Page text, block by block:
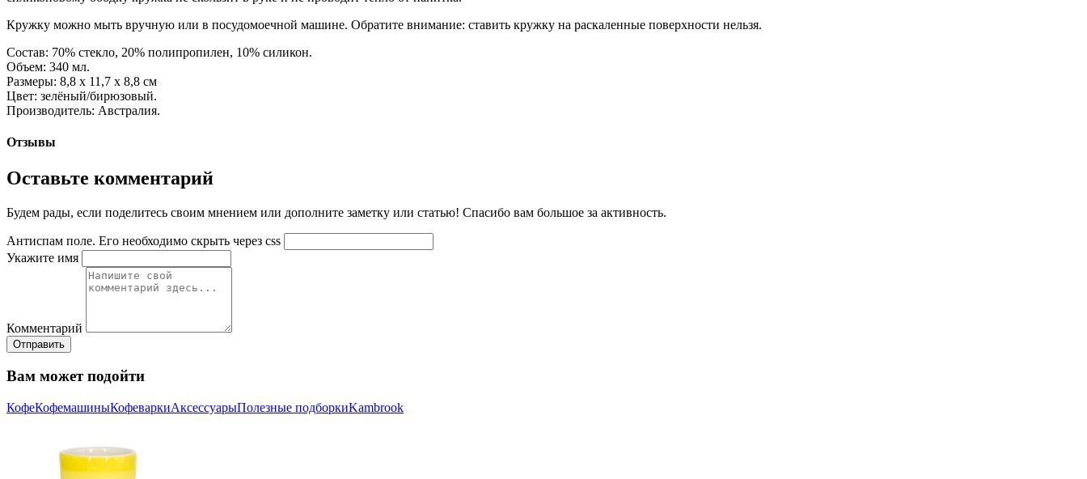
Кружку можно мыть вручную или в посудомоечной машине. Обратите внимание: ставить кружку на раскаленные поверхности нельзя.
Состав: 70% стекло, 20% полипропилен, 10% силикон.
Объем: 340 мл.
Размеры: 8,8 х 11,7 х 8,8 см
Цвет: зелёный/бирюзовый.
Производитель: Австралия.
Отзывы
Оставьте комментарий
Будем рады, если поделитесь своим мнением или дополните заметку или статью! Спасибо вам большое за активность.
Антиспам поле. Его необходимо скрыть через css
Укажите имя
Комментарий
Отправить
Вам может подойти
КофеКофемашиныКофеваркиАксессуарыПолезные подборкиKambrook